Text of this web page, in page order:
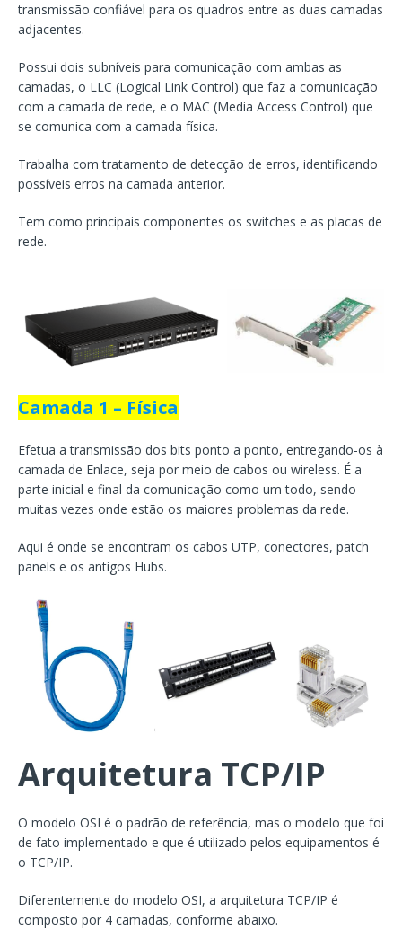
transmissão confiável para os quadros entre as duas camadas
adjacentes.
Possui dois subníveis para comunicação com ambas as
camadas, o LLC (Logical Link Control) que faz a comunicação
com a camada de rede, e o MAC (Media Access Control) que
se comunica com a camada física.
Trabalha com tratamento de detecção de erros, identificando
possíveis erros na camada anterior.
Tem como principais componentes os switches e as placas de
rede.
Camada 1 – Física
Efetua a transmissão dos bits ponto a ponto, entregando-os à
camada de Enlace, seja por meio de cabos ou wireless. É a
parte inicial e final da comunicação como um todo, sendo
muitas vezes onde estão os maiores problemas da rede.
Aqui é onde se encontram os cabos UTP, conectores, patch
panels e os antigos Hubs.
Arquitetura TCP/IP
O modelo OSI é o padrão de referência, mas o modelo que foi
de fato implementado e que é utilizado pelos equipamentos é
o TCP/IP.
Diferentemente do modelo OSI, a arquitetura TCP/IP é
composto por 4 camadas, conforme abaixo.